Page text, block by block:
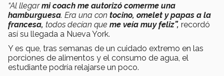
“Al llegarmi coach me autorizó comerme una
hamburguesa. Era una con tocino, omelet y papas a la
francesa, todos decían que me veía muy feliz”, recordó
así su llegada a Nueva York.
Y es que, tras semanas de un cuidado extremo en las
porciones de alimentos y el consumo de agua, el
estudiante podría relajarse un poco.